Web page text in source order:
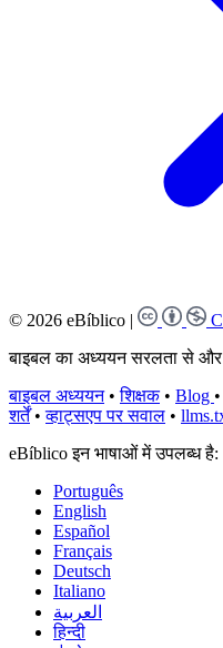
© 2026 eBíblico |
बाइबल का अध्ययन सरलता से और
बाइबल अध्ययन • शिक्षक • Blog •
शर्तें • व्हाट्सएप पर सवाल •
eBíblico इन भाषाओं में उपलब्ध है:
Português
English
Español
Français
Deutsch
Italiano
العربية
हिन्दी